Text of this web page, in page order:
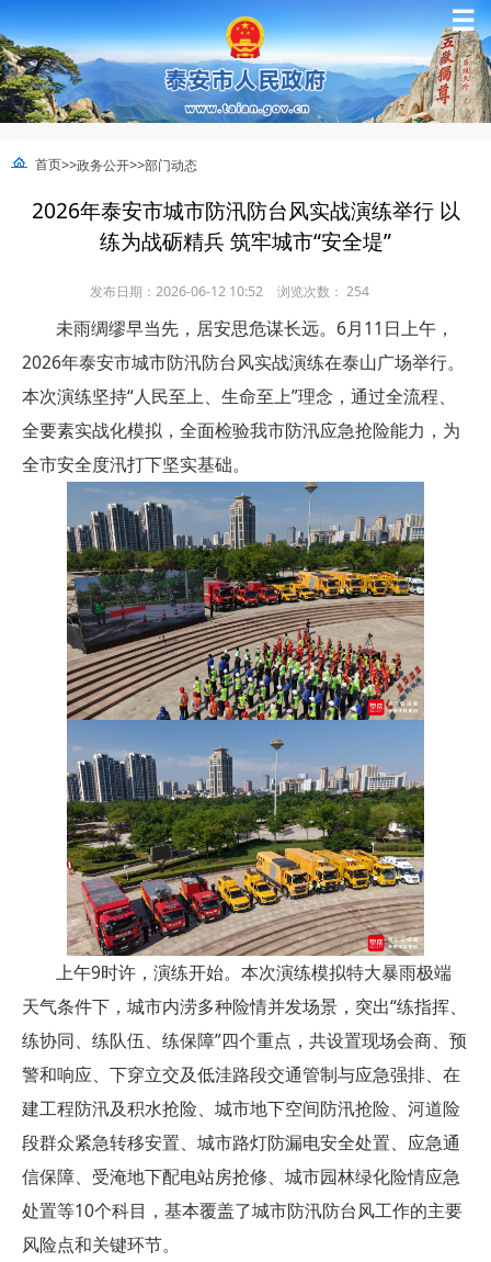
☰
首页>>政务公开>>部门动态
2026年泰安市城市防汛防台风实战演练举行 以
练为战砺精兵 筑牢城市“安全堤”
发布日期：2026-06-12 10:52 浏览次数： 254
未雨绸缪早当先，居安思危谋长远。6月11日上午，
2026年泰安市城市防汛防台风实战演练在泰山广场举行。
本次演练坚持“人民至上、生命至上”理念，通过全流程、
全要素实战化模拟，全面检验我市防汛应急抢险能力，为
全市安全度汛打下坚实基础。
上午9时许，演练开始。本次演练模拟特大暴雨极端
天气条件下，城市内涝多种险情并发场景，突出“练指挥、
练协同、练队伍、练保障”四个重点，共设置现场会商、预
警和响应、下穿立交及低洼路段交通管制与应急强排、在
建工程防汛及积水抢险、城市地下空间防汛抢险、河道险
段群众紧急转移安置、城市路灯防漏电安全处置、应急通
信保障、受淹地下配电站房抢修、城市园林绿化险情应急
处置等10个科目，基本覆盖了城市防汛防台风工作的主要
风险点和关键环节。